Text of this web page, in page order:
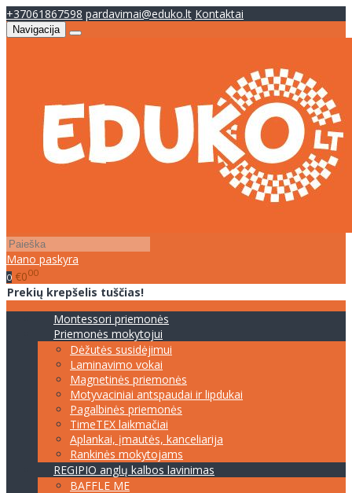
+37061867598 pardavimai@eduko.lt Kontaktai
Navigacija
Mano paskyra
0 €000
Prekių krepšelis tuščias!
Montessori priemonės
Priemonės mokytojui
Dėžutės susidėjimui
Laminavimo vokai
Magnetinės priemonės
Motyvaciniai antspaudai ir lipdukai
Pagalbinės priemonės
TimeTEX laikmačiai
Aplankai, įmautės, kanceliarija
Rankinės mokytojams
REGIPIO anglų kalbos lavinimas
BAFFLE ME